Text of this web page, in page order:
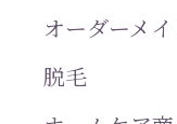
オーダーメ
脱毛